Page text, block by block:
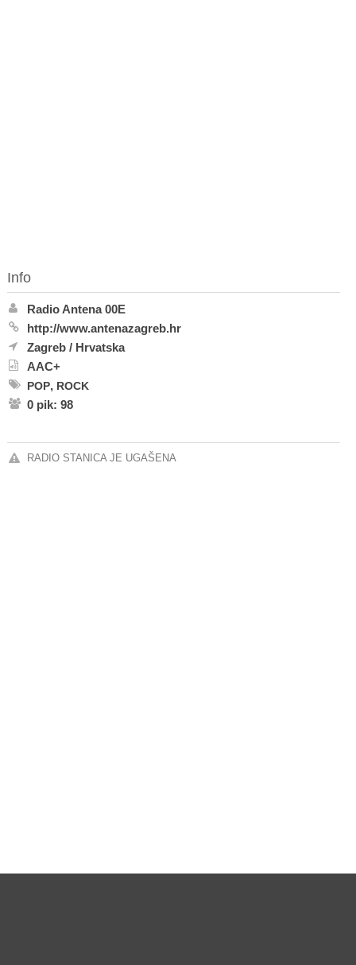
Info
Radio Antena 00E
http://www.antenazagreb.hr
Zagreb / Hrvatska
AAC+
POP, ROCK
0 pik: 98
RADIO STANICA JE UGAŠENA